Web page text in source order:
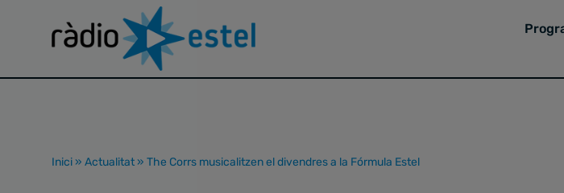
Inici » Actualitat » The Corrs musicalitzen el divendres a la Fórmula Estel